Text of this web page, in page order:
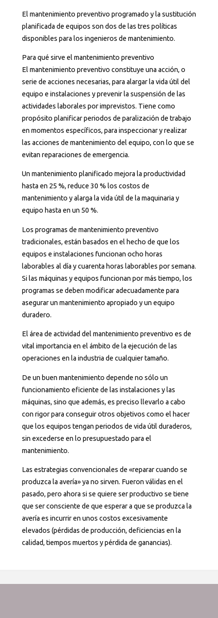
El mantenimiento preventivo programado y la sustitución
planificada de equipos son dos de las tres políticas
disponibles para los ingenieros de mantenimiento.
Para qué sirve el mantenimiento preventivo
El mantenimiento preventivo constituye una acción, o
serie de acciones necesarias, para alargar la vida útil del
equipo e instalaciones y prevenir la suspensión de las
actividades laborales por imprevistos. Tiene como
propósito planificar periodos de paralización de trabajo
en momentos específicos, para inspeccionar y realizar
las acciones de mantenimiento del equipo, con lo que se
evitan reparaciones de emergencia.
Un mantenimiento planificado mejora la productividad
hasta en 25 %, reduce 30 % los costos de
mantenimiento y alarga la vida útil de la maquinaria y
equipo hasta en un 50 %.
Los programas de mantenimiento preventivo
tradicionales, están basados en el hecho de que los
equipos e instalaciones funcionan ocho horas
laborables al día y cuarenta horas laborables por semana.
Si las máquinas y equipos funcionan por más tiempo, los
programas se deben modificar adecuadamente para
asegurar un mantenimiento apropiado y un equipo
duradero.
El área de actividad del mantenimiento preventivo es de
vital importancia en el ámbito de la ejecución de las
operaciones en la industria de cualquier tamaño.
De un buen mantenimiento depende no sólo un
funcionamiento eficiente de las instalaciones y las
máquinas, sino que además, es preciso llevarlo a cabo
con rigor para conseguir otros objetivos como el hacer
que los equipos tengan periodos de vida útil duraderos,
sin excederse en lo presupuestado para el
mantenimiento.
Las estrategias convencionales de «reparar cuando se
produzca la avería» ya no sirven. Fueron válidas en el
pasado, pero ahora si se quiere ser productivo se tiene
que ser consciente de que esperar a que se produzca la
avería es incurrir en unos costos excesivamente
elevados (pérdidas de producción, deficiencias en la
calidad, tiempos muertos y pérdida de ganancias).